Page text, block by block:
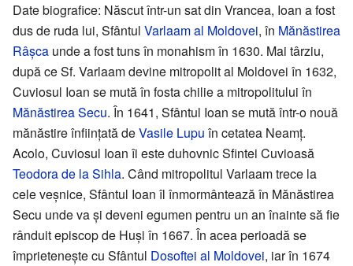
Date biografice: Născut într-un sat din Vrancea, Ioan a fost
dus de ruda lui, Sfântul Varlaam al Moldovei, în Mănăstirea
Râșca unde a fost tuns în monahism în 1630. Mai târziu,
după ce Sf. Varlaam devine mitropolit al Moldovei în 1632,
Cuviosul Ioan se mută în fosta chilie a mitropolitului în
Mănăstirea Secu. În 1641, Sfântul Ioan se mută într-o nouă
mănăstire înființată deVasile Lupu în cetatea Neamț.
Acolo, Cuviosul Ioan îi este duhovnic Sfintei Cuvioasă
Teodora de la Sihla. Când mitropolitul Varlaam trece la
cele veșnice, Sfântul Ioan îl înmormântează în Mănăstirea
Secu unde va și deveni egumen pentru un an înainte să fie
rânduit episcop de Huși în 1667. În acea perioadă se
împrietenește cu Sfântul Dosoftei al Moldovei, iar în 1674